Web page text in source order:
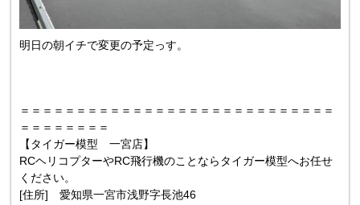
明日の朝イチで変更の予定っす。
＝＝＝＝＝＝＝＝＝＝＝＝＝＝＝＝＝＝＝＝＝＝＝＝＝＝＝＝
＝＝＝＝＝＝＝＝
【タイガー模型 一宮店】
RCヘリコプターやRC飛行機のことならタイガー模型へお任せ
ください。
[住所] 愛知県一宮市浅野字長池46